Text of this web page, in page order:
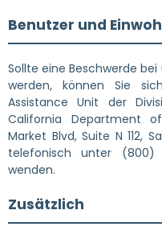
Benutzer und
Sollte eine Beschwerde
werden, können Sie
Assistance Unit der
California Department
Market Blvd, Suite N 112,
telefonisch unter (800)
wenden.
Zusätzlich